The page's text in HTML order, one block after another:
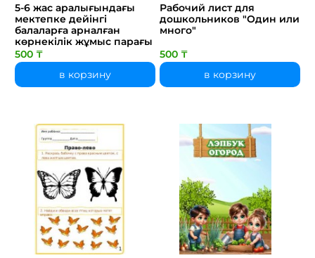
5-6 жас аралығындағы
мектепке дейінгі
балаларға арналған
көрнекілік жұмыс парағы
500 ₸
в корзину
Рабочий лист для
дошкольников "Один или
много"
500 ₸
в корзину